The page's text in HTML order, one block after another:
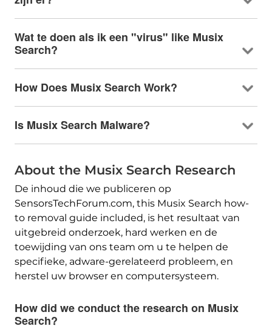
Wat te doen als ik een "virus" like Musix
Search?
How Does Musix Search Work?
Is Musix Search Malware?
About the Musix Search Research
De inhoud die we publiceren op
SensorsTechForum.com, this Musix Search how-
to removal guide included, is het resultaat van
uitgebreid onderzoek, hard werken en de
toewijding van ons team om u te helpen de
specifieke, adware-gerelateerd probleem, en
herstel uw browser en computersysteem.
How did we conduct the research on Musix
Search?